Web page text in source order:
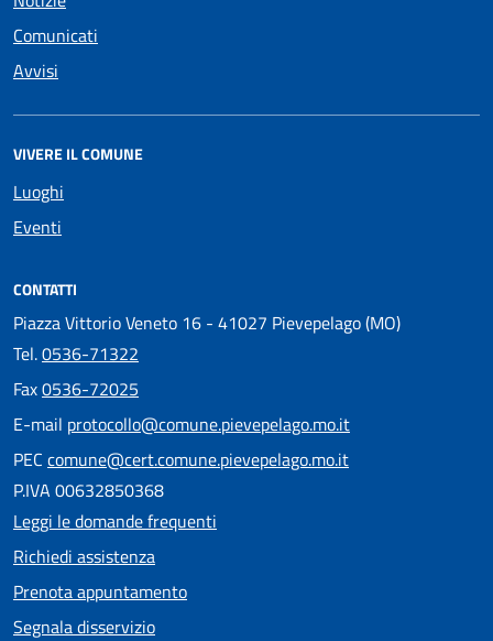
Comunicati
Avvisi
VIVERE IL COMUNE
Luoghi
Eventi
CONTATTI
Piazza Vittorio Veneto 16 - 41027 Pievepelago (MO)
Tel.0536-71322
Fax0536-72025
E-mail protocollo@comune.pievepelago.mo.it
PEC comune@cert.comune.pievepelago.mo.it
P.IVA 00632850368
Leggi le domande frequenti
Richiedi assistenza
Prenota appuntamento
Segnala disservizio